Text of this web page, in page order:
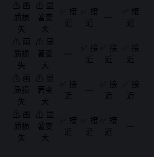
⚠ 画
质损
失
⚠ 显
著变
大
✅ 接
近
✅ 接
近
✅ 接
近
⚠ 画
质损
失
⚠ 显
著变
大
✅ 接
近
✅ 接
近
✅ 接
近
⚠ 画
质损
失
⚠ 显
著变
大
✅ 接
近
✅ 接
近
✅ 接
近
⚠ 画
质损
失
⚠ 显
著变
大
✅ 接
近
✅ 接
近
✅ 接
近